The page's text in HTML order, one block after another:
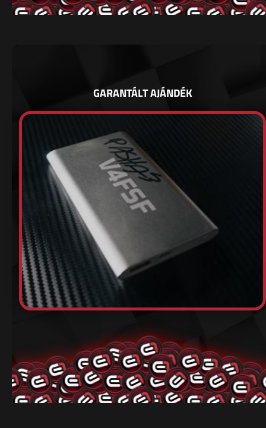
GARANTÁLT AJÁNDÉK